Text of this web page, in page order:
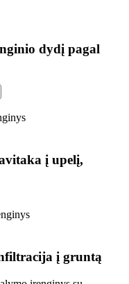
dydį pagal
į upelį,
į gruntą